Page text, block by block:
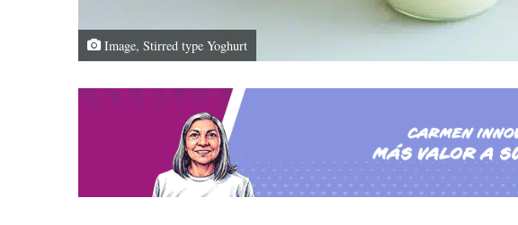
Image, Stirred type Yoghurt